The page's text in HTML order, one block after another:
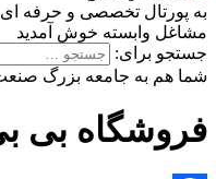
به پورتال تخصصی و حرفه ای
مشاغل وابسته خوش آمدید
جستجو برای:
شما هم به جامعه بزرگ صنعت
فروشگاه بی